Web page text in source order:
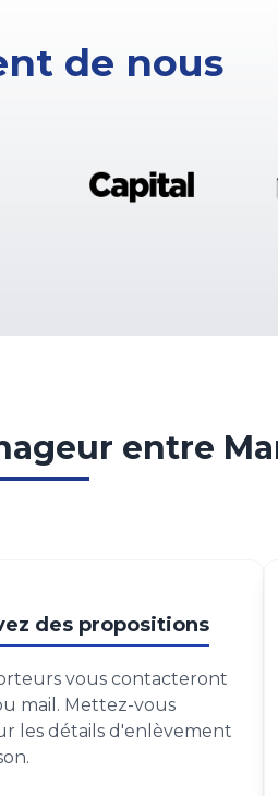
de nous
entre
des propositions
vous contacteront
mail. Mettez-vous
les détails d'enlèvement